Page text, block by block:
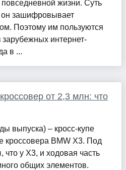
повседневной жизни. Суть
он зашифровывает
Поэтому им пользуются
зарубежных интернет-
в ...
от 2,3 млн: что
выпуска) – кросс-купе
кроссовера BMW X3. Под
что у Х3, и ходовая часть
общих ­элементов.